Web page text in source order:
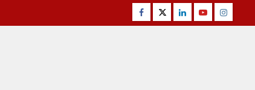
Facebook
TwitterLinkedinYoutube